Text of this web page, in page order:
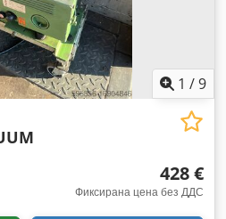
1 /9
428 €
Фиксирана цена без ДДС